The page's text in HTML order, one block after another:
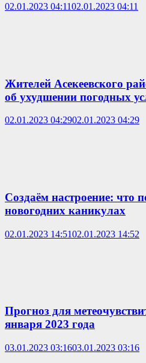
02.01.2023 04:1102.01.2023 04:11
Жителей Асекеевского
об ухудшении погодных
02.01.2023 04:2902.01.2023 04:29
Создаём настроение: что
новогодних каникулах
02.01.2023 14:5102.01.2023 14:52
Прогноз для
января 2023 года
03.01.2023 03:1603.01.2023 03:16